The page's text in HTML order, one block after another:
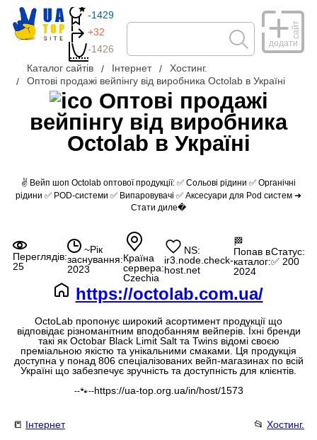
-1429
+32
-1426
додати
сайт
Каталог сайтів Інтернет
Хостинг.
Оптові продажі вейпінгу від виробника Octolab в Україні
Оптові продажі
вейпінгу від виробника
Octolab в Україні
✌ Вейп шоп Octolab оптової продукції: ✅ Сольові рідини ✅ Органічні
рідини ✅ POD-системи ✅ Випаровувачі ✅ Аксесуари для Pod систем ➜
Стати диле�
Переглядів:
25
~Рік
заснування:
2023
Країна
сервера:
Czechia
NS:
ir3.node.check-
host.net
🏁
Попав в
каталог:
2024
Статус:
✅ 200
https://octolab.com.ua/
OctoLab пропонує широкий асортимент продукції що
відповідає різноманітним вподобанням вейперів. Їхні бренди
такі як Octobar Black Limit Salt та Twins відомі своєю
преміальною якістю та унікальними смаками. Ця продукція
доступна у понад 806 спеціалізованих вейп-магазинах по всій
Україні що забезпечує зручність та доступність для клієнтів.
--🐾--https://ua-top.org.ua/in/host/1573
📒 Інтернет 📂 Хостинг.